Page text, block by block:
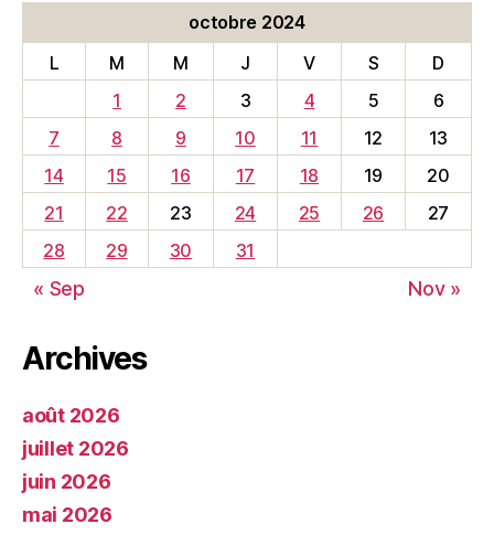
octobre 2024
L
M M J V S
D
1
2 3 4 5
6
7
8 9 10 11 12
13
14
15 16 17 18 19
20
21
22 23 24 25 26
27
28
29 30 31
« Sep Nov »
Archives
août 2026
juillet 2026
juin 2026
mai 2026